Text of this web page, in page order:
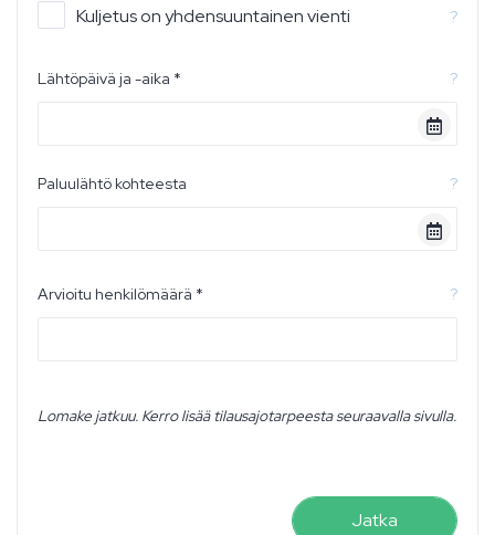
Kuljetus on yhdensuuntainen vienti ?
Lähtöpäivä ja -aika * ?
Paluulähtö kohteesta ?
Arvioitu henkilömäärä * ?
Lomake jatkuu. Kerro lisää tilausajotarpeesta seuraavalla sivulla.
Jatka